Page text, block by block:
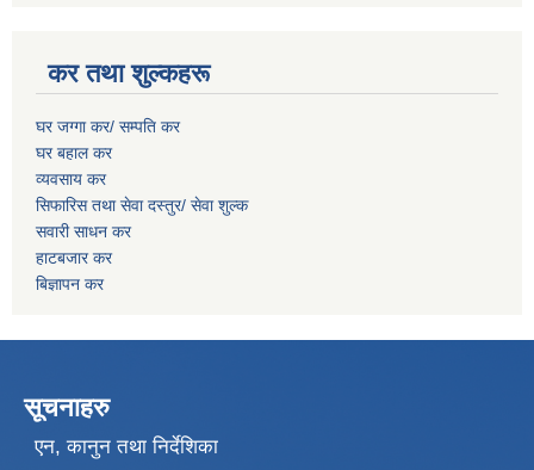
कर तथा शुल्कहरू
घर जग्गा कर/ सम्पति कर
घर बहाल कर
व्यवसाय कर
सिफारिस तथा सेवा दस्तुर/ सेवा शुल्क
सवारी साधन कर
हाटबजार कर
बिज्ञापन कर
सूचनाहरु
एन, कानुन तथा निर्देशिका